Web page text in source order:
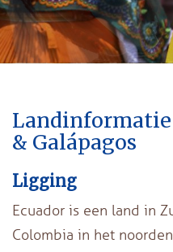
Landinformatie
& Galápagos
Ligging
Ecuador is een land in
Colombia in het